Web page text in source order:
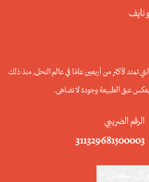
من خبرة والده التي تمتد لأكثر من أربعين عامًا في عالم النحل, منذ ذلك
عبق الطبيعة وجودة لا تضاهى.
الرقم الضريبي
311329681500003